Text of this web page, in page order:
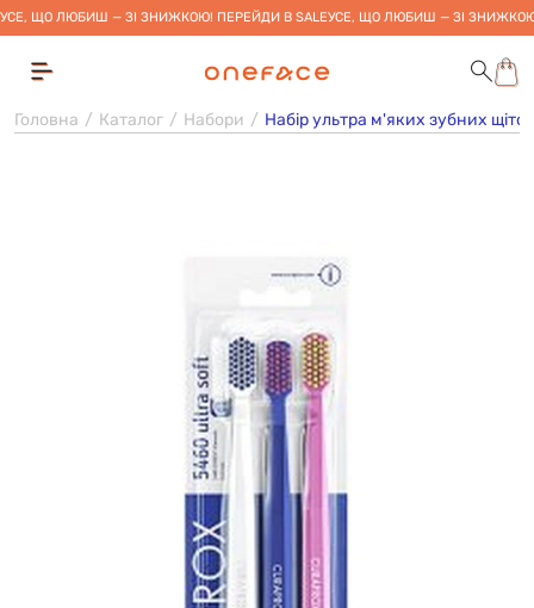
УСЕ, ЩО ЛЮБИШ — ЗІ ЗНИЖКОЮ! ПЕРЕЙДИ В SALEУСЕ, ЩО ЛЮБИШ — ЗІ
Головна Каталог Набори Набір ультра м'яких зубних